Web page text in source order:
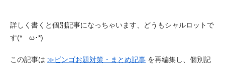
詳しく書くと個別記事になっちゃいます、どうもシャルロットで
す(*ゝω･*)
この記事は ≫ビンゴお題対策・まとめ記事 を再編集し、個別記